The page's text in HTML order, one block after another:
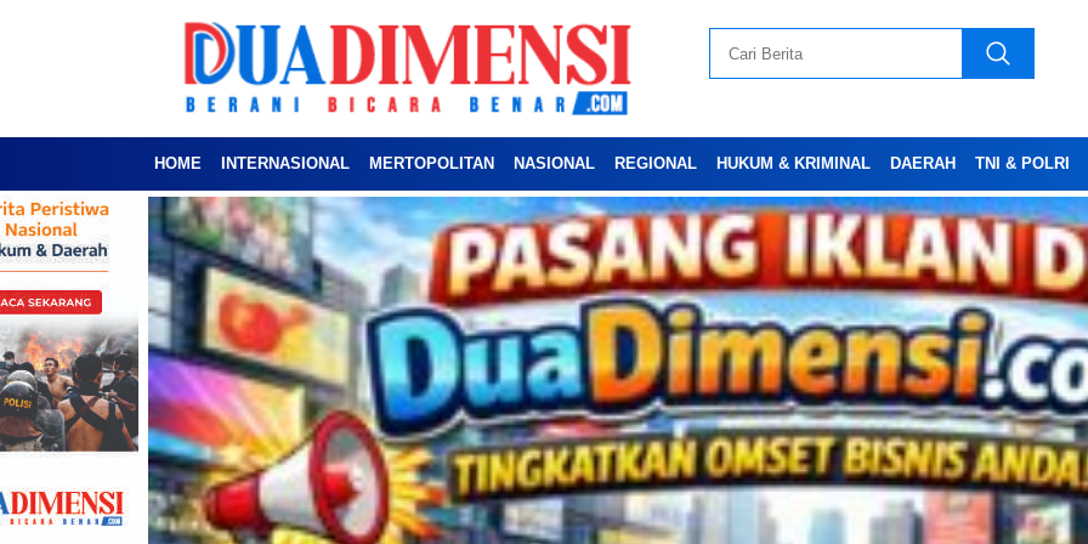
HOME INTERNASIONAL MERTOPOLITAN NASIONAL REGIONAL HUKUM & KRIMINAL DAERAH TNI & POLRI
Advertesment